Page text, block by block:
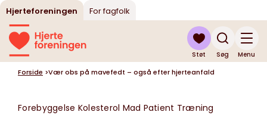
Hjerteforeningen For fagfolk
Søg
Støt Menu
Forside >Vær obs på mavefedt – også efter hjerteanfald
Forebyggelse Kolesterol Mad Patient Træning